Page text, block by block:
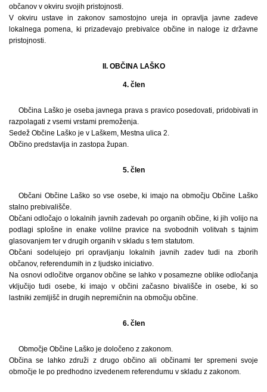
občanov v okviru svojih pristojnosti.
V okviru ustave in zakonov samostojno ureja in opravlja javne zadeve
lokalnega pomena, ki prizadevajo prebivalce občine in naloge iz državne
pristojnosti.
II. OBČINA LAŠKO
4. člen
Občina Laško je oseba javnega prava s pravico posedovati, pridobivati in
razpolagati z vsemi vrstami premoženja.
Sedež Občine Laško je v Laškem, Mestna ulica 2.
Občino predstavlja in zastopa župan.
5. člen
Občani Občine Laško so vse osebe, ki imajo na območju Občine Laško
stalno prebivališče.
Občani odločajo o lokalnih javnih zadevah po organih občine, ki jih volijo na
podlagi splošne in enake volilne pravice na svobodnih volitvah s tajnim
glasovanjem ter v drugih organih v skladu s tem statutom.
Občani sodelujejo pri opravljanju lokalnih javnih zadev tudi na zborih
občanov, referendumih in z ljudsko iniciativo.
Na osnovi odločitve organov občine se lahko v posamezne oblike odločanja
vključijo tudi osebe, ki imajo v občini začasno bivališče in osebe, ki so
lastniki zemljišč in drugih nepremičnin na območju občine.
6. člen
Območje Občine Laško je določeno z zakonom.
Občina se lahko združi z drugo občino ali občinami ter spremeni svoje
območje le po predhodno izvedenem referendumu v skladu z zakonom.